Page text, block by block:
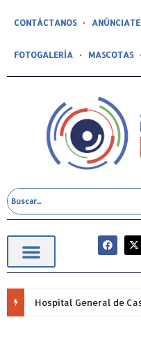
CONTÁCTANOS ANÚNCIATE
FOTOGALERÍA MASCOTAS